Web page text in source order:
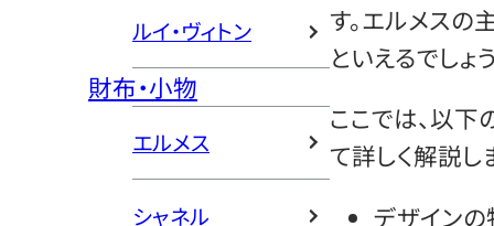
ルイ・ヴィトン
財布・小物
エルメス
シャネル
す。エルメスの
といえるでしょ
ここでは、以下
て詳しく解説し
デザイン